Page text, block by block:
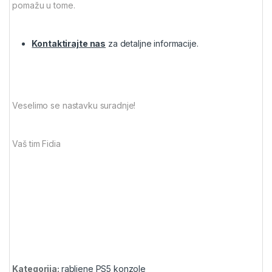
pomažu u tome.
Kontaktirajte nas za detaljne informacije.
Veselimo se nastavku suradnje!
Vaš tim Fidia
Kategorija: rabljene PS5 konzole